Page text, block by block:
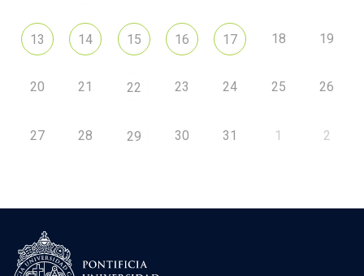
13 14 15 16 17 18 19
20 21 22 23 24 25 26
27 28 29 30 31 1 2